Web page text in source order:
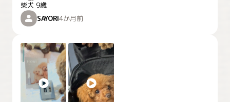
柴犬 9歳
SAYORI4か月前